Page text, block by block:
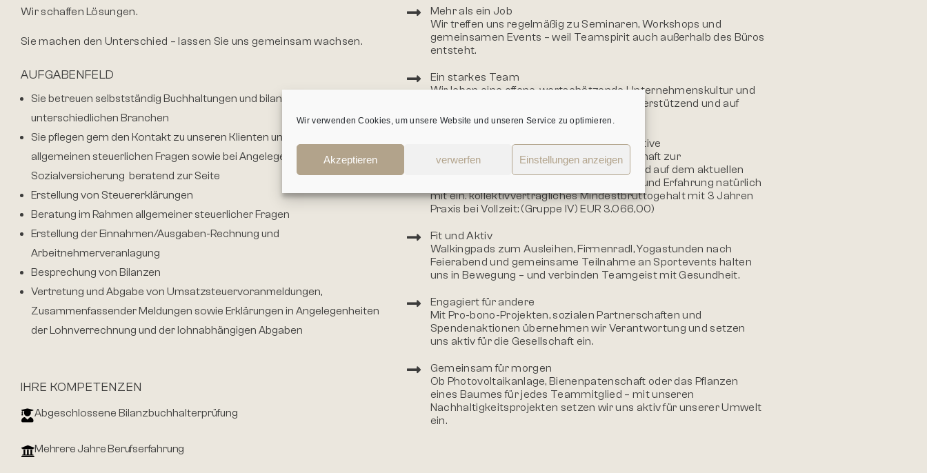
Wir verwenden Cookies, um unsere Website und unseren Service zu optimieren.
Akzeptieren verwerfen Einstellungen anzeigen
Wir schaffen Lösungen.
Sie machen den Unterschied – lassen Sie uns gemeinsam wachsen.
AUFGABENFELD
Sie betreuen selbstständig Buchhaltungen und bilanzieren KMUs in
unterschiedlichen Branchen
Sie pflegen gern den Kontakt zu unseren Klienten und stehen ihnen bei
allgemeinen steuerlichen Fragen sowie bei Angelegenheiten der
Sozialversicherung beratend zur Seite
Erstellung von Steuererklärungen
Beratung im Rahmen allgemeiner steuerlicher Fragen
Erstellung der Einnahmen/Ausgaben-Rechnung und
Arbeitnehmerveranlagung
Besprechung von Bilanzen
Vertretung und Abgabe von Umsatzsteuervoranmeldungen,
Zusammenfassender Meldungen sowie Erklärungen in Angelegenheiten
der Lohnverrechnung und der lohnabhängigen Abgaben
IHRE KOMPETENZEN
Abgeschlossene Bilanzbuchhalterprüfung
Mehrere Jahre Berufserfahrung
Mehr als ein Job
Wir treffen uns regelmäßig zu Seminaren, Workshops und
gemeinsamen Events – weil Teamspirit auch außerhalb des Büros
entsteht.
Ein starkes Team
Wir leben eine offene, wertschätzende Unternehmenskultur und
arbeiten gerne miteinander – kollegial, unterstützend und auf
Augenhöhe.
Faire Bezahlung mit Entwicklungsperspektive
Bezahlung lt. Kollektivvertrag mit Bereitschaft zur
marktkonformen Überbezahlung.Basierend auf dem aktuellen
Kollektivvertrag, rechnen wir Qualifikation und Erfahrung natürlich
mit ein. kollektivvertragliches Mindestbruttogehalt mit 3 Jahren
Praxis bei Vollzeit: (Gruppe IV) EUR 3.066,00)
Fit und Aktiv
Walkingpads zum Ausleihen, Firmenradl, Yogastunden nach
Feierabend und gemeinsame Teilnahme an Sportevents halten
uns in Bewegung – und verbinden Teamgeist mit Gesundheit.
Engagiert für andere
Mit Pro-bono-Projekten, sozialen Partnerschaften und
Spendenaktionen übernehmen wir Verantwortung und setzen
uns aktiv für die Gesellschaft ein.
Gemeinsam für morgen
Ob Photovoltaikanlage, Bienenpatenschaft oder das Pflanzen
eines Baumes für jedes Teammitglied – mit unseren
Nachhaltigkeitsprojekten setzen wir uns aktiv für unserer Umwelt
ein.